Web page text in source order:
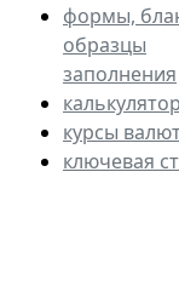
формы,
образцы
заполнения
курсы
ключевая